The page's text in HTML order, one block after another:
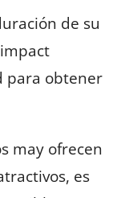
de su
para obtener
may ofrecen
es